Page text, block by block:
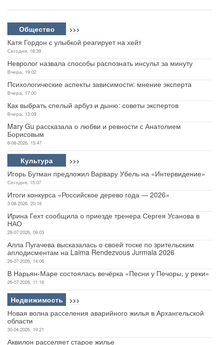
Общество >>>
Катя Гордон с улыбкой реагирует на хейт
Сегодня, 18:39
Невролог назвала способы распознать инсульт за минуту
Вчера, 19:02
Психологические аспекты зависимости: мнение эксперта
Вчера, 17:00
Как выбрать спелый арбуз и дыню: советы экспертов
Вчера, 13:09
Mary Gu рассказала о любви и ревности с Анатолием
Борисовым
6-08-2026, 15:47
Культура >>>
Игорь Бутман предложил Варвару Убель на «Интервидение»
Сегодня, 15:07
Итоги конкурса «Российское дерево года — 2026»
3-08-2026, 20:16
Ирина Гехт сообщила о приезде тренера Сергея Усанова в
НАО
28-07-2026, 09:03
Алла Пугачева высказалась о своей тоске по зрительским
аплодисментам на Laima Rendezvous Jurmala 2026
26-07-2026, 14:06
В Нарьян-Маре состоялась вечёрка «Песни у Печоры, у реки»
26-07-2026, 11:16
Недвижимость >>>
Новая волна расселения аварийного жилья в Архангельской
области
30-04-2026, 19:21
Аквилон расселяет старое жилье